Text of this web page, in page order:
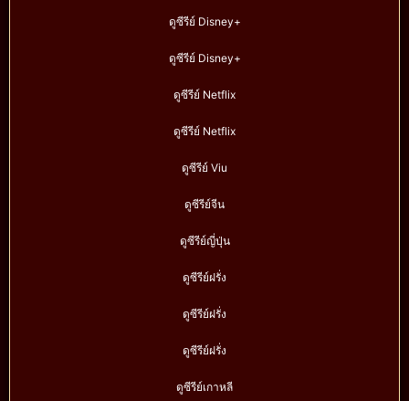
ดูซีรีย์ Disney+
ดูซีรีย์ Disney+
ดูซีรีย์ Netflix
ดูซีรีย์ Netflix
ดูซีรีย์ Viu
ดูซีรีย์จีน
ดูซีรีย์ญี่ปุ่น
ดูซีรีย์ฝรั่ง
ดูซีรีย์ฝรั่ง
ดูซีรีย์ฝรั่ง
ดูซีรีย์เกาหลี